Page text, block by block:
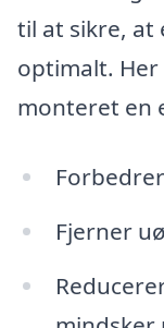
til at sikre,
optimalt.
monteret en
Fjerner